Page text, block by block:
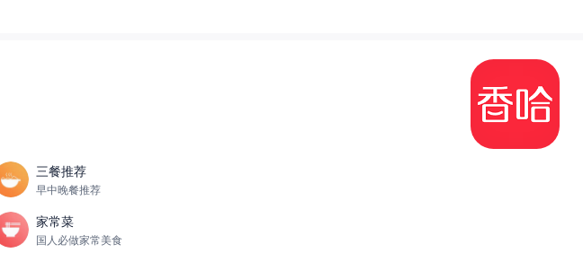
三餐推荐
早中晚餐推荐
家常菜
国人必做家常美食